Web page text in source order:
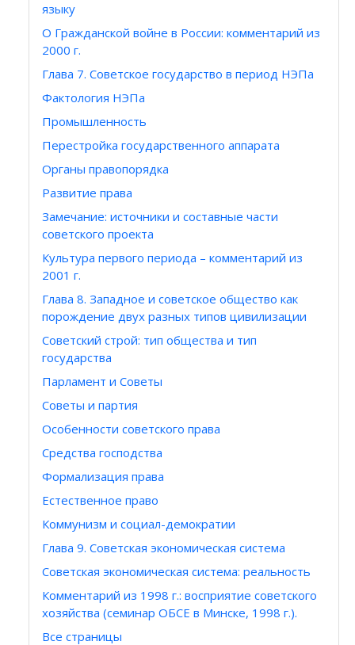
языку
О Гражданской войне в России: комментарий из
2000 г.
Глава 7. Советское государство в период НЭПа
Фактология НЭПа
Промышленность
Перестройка государственного аппарата
Органы правопорядка
Развитие права
Замечание: источники и составные части
советского проекта
Культура первого периода – комментарий из
2001 г.
Глава 8. Западное и советское общество как
порождение двух разных типов цивилизации
Cоветский строй: тип общества и тип
государства
Парламент и Советы
Советы и партия
Особенности советского права
Средства господства
Формализация права
Естественное право
Коммунизм и социал-демократии
Глава 9. Советская экономическая система
Советская экономическая система: реальность
Комментарий из 1998 г.: восприятие советского
хозяйства (семинар ОБСЕ в Минске, 1998 г.).
Все страницы